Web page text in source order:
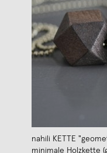
nahili KETTE
minimale Holzkette